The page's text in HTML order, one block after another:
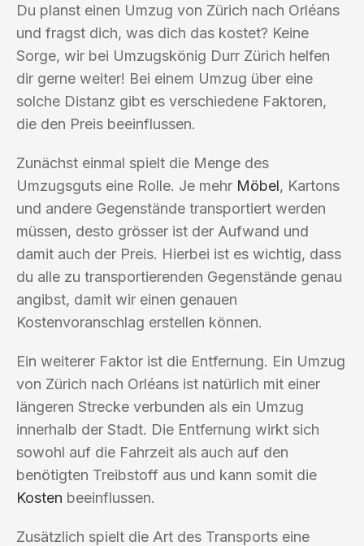
Du planst einen Umzug von Zürich nach Orléans
und fragst dich, was dich das kostet? Keine
Sorge, wir bei Umzugskönig Durr Zürich helfen
dir gerne weiter! Bei einem Umzug über eine
solche Distanz gibt es verschiedene Faktoren,
die den Preis beeinflussen.
Zunächst einmal spielt die Menge des
Umzugsguts eine Rolle. Je mehr Möbel, Kartons
und andere Gegenstände transportiert werden
müssen, desto grösser ist der Aufwand und
damit auch der Preis. Hierbei ist es wichtig, dass
du alle zu transportierenden Gegenstände genau
angibst, damit wir einen genauen
Kostenvoranschlag erstellen können.
Ein weiterer Faktor ist die Entfernung. Ein Umzug
von Zürich nach Orléans ist natürlich mit einer
längeren Strecke verbunden als ein Umzug
innerhalb der Stadt. Die Entfernung wirkt sich
sowohl auf die Fahrzeit als auch auf den
benötigten Treibstoff aus und kann somit die
Kosten beeinflussen.
Zusätzlich spielt die Art des Transports eine